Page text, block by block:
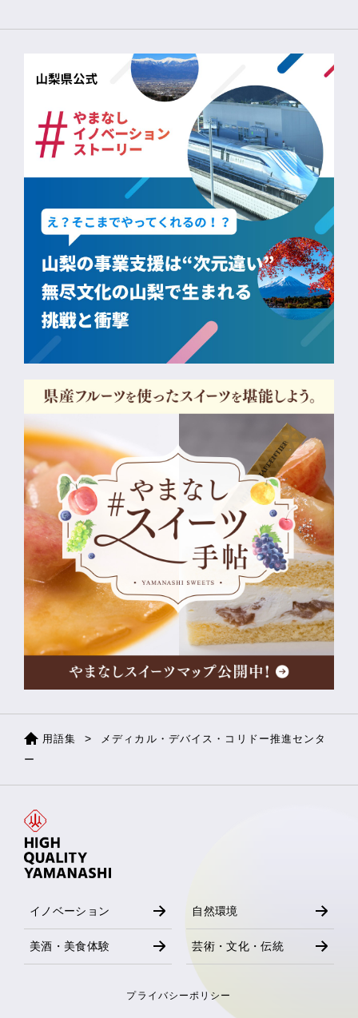
用語集
メディカル・デバイス・コリドー推進センタ
ー
イノベーション
美酒・美食体験
自然環境
芸術・文化・伝統
プライバシーポリシー